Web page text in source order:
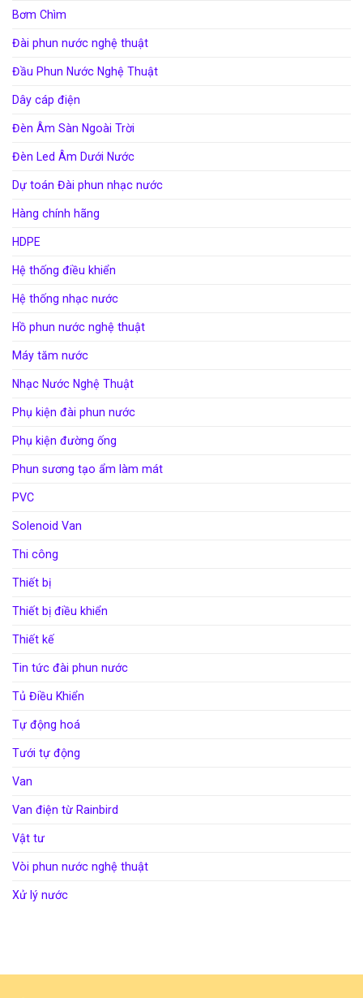
Bơm Chìm
Đài phun nước nghệ thuật
Đầu Phun Nước Nghệ Thuật
Dây cáp điện
Đèn Âm Sàn Ngoài Trời
Đèn Led Âm Dưới Nước
Dự toán Đài phun nhạc nước
Hàng chính hãng
HDPE
Hệ thống điều khiển
Hệ thống nhạc nước
Hồ phun nước nghệ thuật
Máy tăm nước
Nhạc Nước Nghệ Thuật
Phụ kiện đài phun nước
Phụ kiện đường ống
Phun sương tạo ẩm làm mát
PVC
Solenoid Van
Thi công
Thiết bị
Thiết bị điều khiển
Thiết kế
Tin tức đài phun nước
Tủ Điều Khiển
Tự động hoá
Tưới tự động
Van
Van điện từ Rainbird
Vật tư
Vòi phun nước nghệ thuật
Xử lý nước